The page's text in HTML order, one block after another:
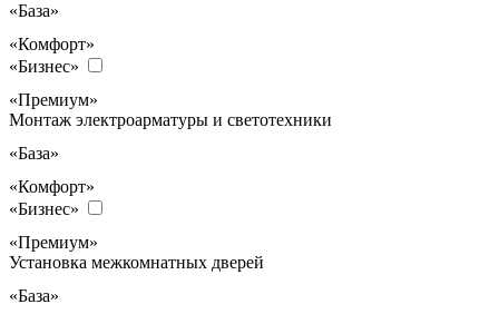
«База»
«Комфорт»
«Бизнес»
«Премиум»
Монтаж электроарматуры и светотехники
«База»
«Комфорт»
«Бизнес»
«Премиум»
Установка межкомнатных дверей
«База»